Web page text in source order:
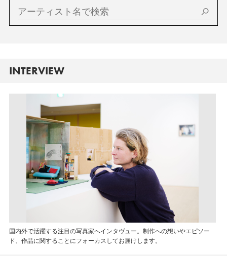
INTERVIEW
国内外で活躍する注目の写真家へインタヴュー。制作への想いやエピソー
ド、作品に関することにフォーカスしてお届けします。